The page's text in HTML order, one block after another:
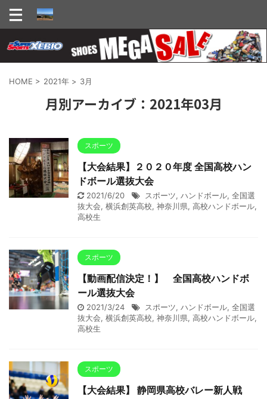
HOME > 2021年 > 3月
月別アーカイブ：2021年03月
スポーツ
【大会結果】２０２０年度 全国高校ハン
ドボール選抜大会
2021/6/20 スポーツ, ハンドボール, 全国選
抜大会, 横浜創英高校, 神奈川県, 高校ハンドボール,
高校生
スポーツ
【動画配信決定！】 全国高校ハンドボ
ール選抜大会
2021/3/24 スポーツ, ハンドボール, 全国選
抜大会, 横浜創英高校, 神奈川県, 高校ハンドボール,
高校生
スポーツ
【大会結果】 静岡県高校バレー新人戦